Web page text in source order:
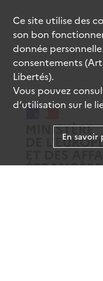
Ce site utilise des
son bon
donnée
consentements
Libertés).
Vous pouvez
d’utilisation sur le
En savoir